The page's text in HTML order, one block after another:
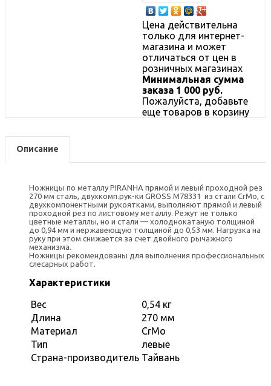
Цена действительна
только для интернет-
магазина и может
отличаться от цен в
розничных магазинах
Минимальная сумма
заказа 1 000 руб.
Пожалуйста, добавьте
еще товаров в корзину
Описание
Ножницы по металлу PIRANHA прямой и левый проходной рез
270 мм сталь, двухкомп.рук-ки GROSS М78331 из стали CrMo, с
двухкомпонентными рукоятками, выполняют прямой и левый
проходной рез по листовому металлу. Режут не только
цветные металлы, но и стали — холоднокатаную толщиной
до 0,94 мм и нержавеющую толщиной до 0,53 мм. Нагрузка на
руку при этом снижается за счет двойного рычажного
механизма.
Ножницы рекомендованы для выполнения профессиональных
слесарных работ.
Характеристики
Вес
0,54 кг
Длина
270 мм
Материал
CrMo
Тип
левые
Страна-производитель Тайвань